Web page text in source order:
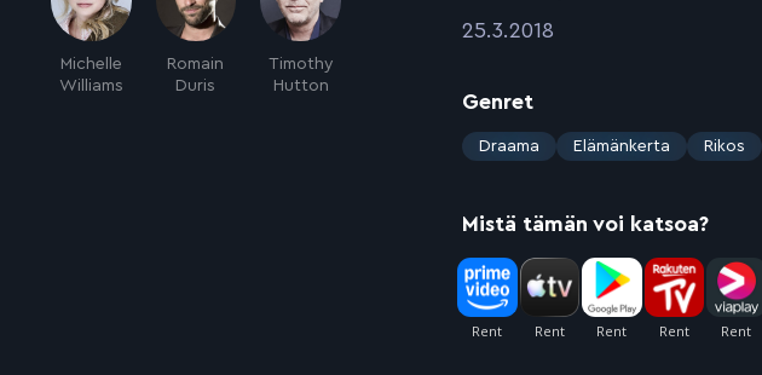
Michelle
Williams
Romain
Duris
Timothy
Hutton
:25.3.2018
Genret
:
Draama Elämänkerta Rikos
Mistä tämän voi katsoa?